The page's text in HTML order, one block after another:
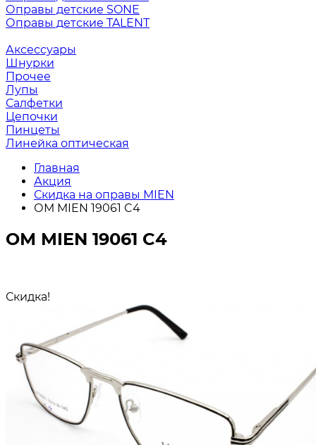
Оправы детские SONE
Оправы детские TALENT
Аксессуары
Шнурки
Прочее
Лупы
Салфетки
Цепочки
Пинцеты
Линейка оптическая
Главная
Акция
Скидка на оправы MIEN
ОМ MIEN 19061 C4
ОМ MIEN 19061 C4
Скидка!